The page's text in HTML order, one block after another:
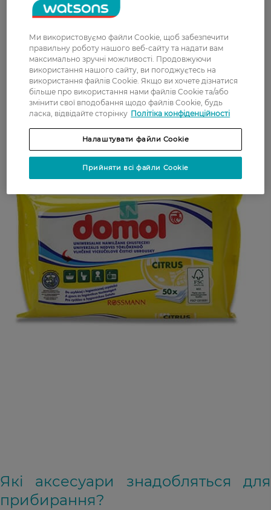
Які аксесуари знадобляться для
прибирання?
Ми використовуємо файли Cookie, щоб забезпечити
правильну роботу нашого веб-сайту та надати вам
максимально зручні можливості. Продовжуючи
використання нашого сайту, ви погоджуєтесь на
використання файлів Cookie. Якщо ви хочете дізнатися
більше про використання нами файлів Cookie та/або
змінити свої вподобання щодо файлів Cookie, будь
ласка, відвідайте сторінку Політіка конфіденційності
Налаштувати файли Cookie
Прийняти всі файли Cookie